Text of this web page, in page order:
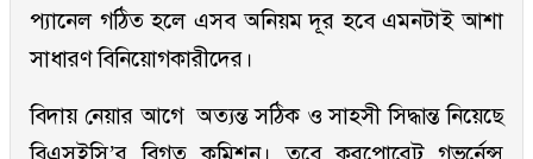
প্যানেল গঠিত হলে এসব অনিয়ম দূর হবে এমনটাই আশা
সাধারণ বিনিয়োগকারীদের।
বিদায় নেয়ার আগে অত্যন্ত সঠিক ও সাহসী সিদ্ধান্ত নিয়েছে